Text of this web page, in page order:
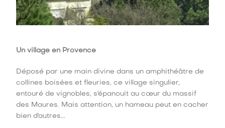
Un village en Provence
Déposé par une main divine dans un amphithéâtre de
collines boisées et fleuries, ce village singulier,
entouré de vignobles, s'épanouit au cœur du massif
des Maures. Mais attention, un hameau peut en cacher
bien d'autres...